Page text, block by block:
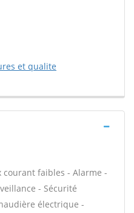
et qualite
courant faibles - Alarme -
- Sécurité
électrique -